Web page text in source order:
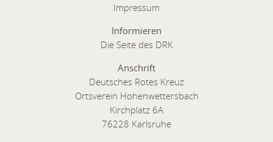
Impressum
Informieren
Die Seite des DRK
Anschrift
Deutsches Rotes Kreuz
Ortsverein Hohenwettersbach
Kirchplatz 6A
76228 Karlsruhe